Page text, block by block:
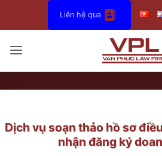
dung
Liên hệ qua
Dịch vụ soạn thảo hồ sơ
nhận đăng ký